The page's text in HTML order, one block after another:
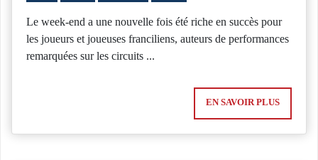
Le week-end a une nouvelle fois été riche en succès pour
les joueurs et joueuses franciliens, auteurs de performances
remarquées sur les circuits ...
EN SAVOIR PLUS